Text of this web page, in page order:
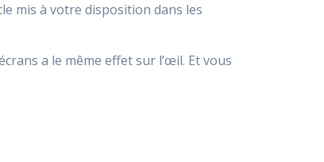
mis à votre disposition dans les
a le même effet sur l’œil. Et vous